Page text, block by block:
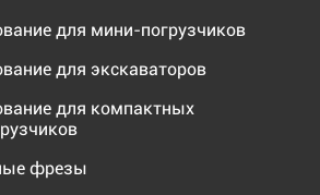
для мини-погрузчиков
для экскаваторов
для компактных
фрезы